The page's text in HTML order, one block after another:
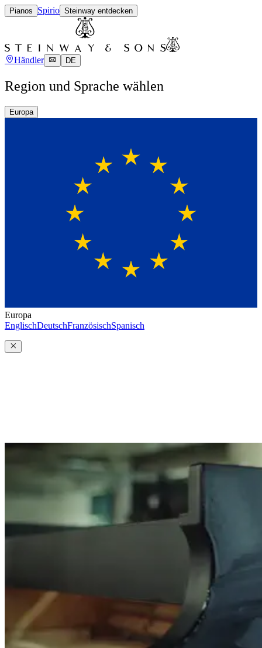
Pianos Spirio Steinway entdecken
Händler DE
Region und Sprache wählen
Europa
Europa
EnglischDeutschFranzösischSpanisch